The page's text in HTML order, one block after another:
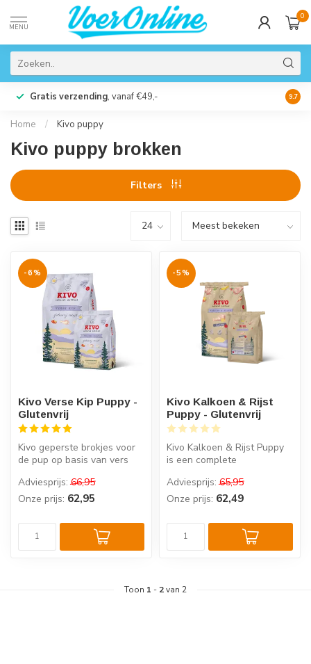
MENU
0
Gratis verzending, vanaf €49,- 9.7
Home / Kivo puppy
Kivo puppy brokken
Filters
-6%
Kivo Verse Kip Puppy -
Glutenvrij
Kivo geperste brokjes voor
de pup op basis van vers
groenten...
Adviesprijs: 66,95
Onze prijs: 62,95
-5%
Kivo Kalkoen & Rijst
Puppy - Glutenvrij
Kivo Kalkoen & Rijst Puppy
is een complete
tot middelgr...
Adviesprijs: 65,95
Onze prijs: 62,49
Toon 1 - 2van 2